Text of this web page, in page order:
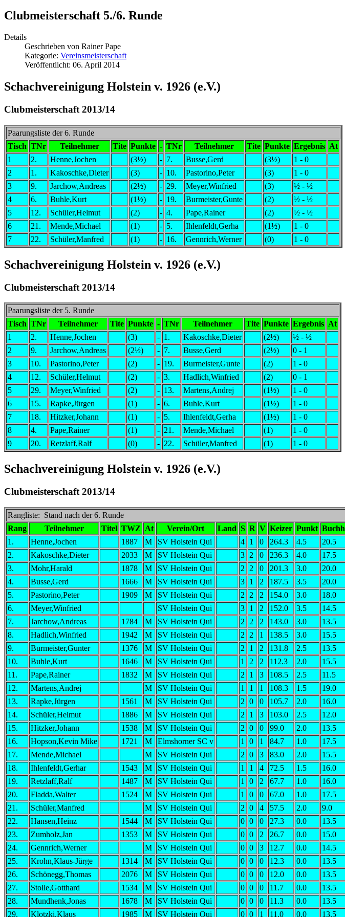
Clubmeisterschaft 5./6. Runde
Details
Geschrieben von Rainer Pape
Kategorie: Vereinsmeisterschaft
Veröffentlicht: 06. April 2014
Schachvereinigung Holstein v. 1926 (e.V.)
Clubmeisterschaft 2013/14
Paarungsliste der 6. Runde
Tisch TNr Teilnehmer Tite Punkte - TNr Teilnehmer Tite Punkte Ergebnis At
1
2. Henne,Jochen (3½) - 7. Busse,Gerd (3½)
1 - 0
2
1. Kakoschke,Dieter (3) - 10. Pastorino,Peter (3)
1 - 0
3
9. Jarchow,Andreas (2½) - 29. Meyer,Winfried (3)
½ - ½
4
6. Buhle,Kurt (1½) - 19. Burmeister,Gunte (2)
½ - ½
5
12. Schüler,Helmut (2) - 4. Pape,Rainer (2)
½ - ½
6
21. Mende,Michael (1) - 5. Ihlenfeldt,Gerha (1½)
1 - 0
7
22. Schüler,Manfred (1) - 16. Gennrich,Werner (0) 1 - 0
Schachvereinigung Holstein v. 1926 (e.V.)
Clubmeisterschaft 2013/14
Paarungsliste der 5. Runde
Tisch TNr Teilnehmer Tite Punkte - TNr Teilnehmer Tite Punkte Ergebnis At
1
2. Henne,Jochen (3) - 1. Kakoschke,Dieter (2½)
½ - ½
2
9. Jarchow,Andreas (2½) - 7. Busse,Gerd (2½)
0 - 1
3
10. Pastorino,Peter (2) - 19. Burmeister,Gunte (2)
1 - 0
4
12. Schüler,Helmut (2) - 3. Hadlich,Winfried (2)
0 - 1
5
29. Meyer,Winfried (2) - 13. Martens,Andrej (1½)
1 - 0
6
15. Rapke,Jürgen (1) - 6. Buhle,Kurt (1½)
1 - 0
7
18. Hitzker,Johann (1) - 5. Ihlenfeldt,Gerha (1½)
1 - 0
8
4. Pape,Rainer (1) - 21. Mende,Michael (1)
1 - 0
9
20. Retzlaff,Ralf (0) - 22. Schüler,Manfred (1) 1 - 0
Schachvereinigung Holstein v. 1926 (e.V.)
Clubmeisterschaft 2013/14
Rangliste: Stand nach der 6. Runde
Rang
Teilnehmer Titel TWZ At Verein/Ort Land S R V Keizer Punkt Buchh
1.
Henne,Jochen 1887 M SV Holstein Qui 4 1 0 264.3 4.5
20.5
2.
Kakoschke,Dieter 2033 M SV Holstein Qui 3 2 0 236.3 4.0
17.5
3.
Mohr,Harald 1878 M SV Holstein Qui 2 2 0 201.3 3.0
20.0
4.
Busse,Gerd 1666 M SV Holstein Qui 3 1 2 187.5 3.5
20.0
5.
Pastorino,Peter 1909 M SV Holstein Qui 2 2 2 154.0 3.0
18.0
6.
Meyer,Winfried SV Holstein Qui 3 1 2 152.0 3.5
14.5
7.
Jarchow,Andreas 1784 M SV Holstein Qui 2 2 2 143.0 3.0
13.5
8.
Hadlich,Winfried 1942 M SV Holstein Qui 2 2 1 138.5 3.0
15.5
9.
Burmeister,Gunter 1376 M SV Holstein Qui 2 1 2 131.8 2.5
13.5
10.
Buhle,Kurt 1646 M SV Holstein Qui 1 2 2 112.3 2.0
15.5
11.
Pape,Rainer 1832 M SV Holstein Qui 2 1 3 108.5 2.5
11.5
12.
Martens,Andrej M SV Holstein Qui 1 1 1 108.3 1.5
19.0
13.
Rapke,Jürgen 1561 M SV Holstein Qui 2 0 0 105.7 2.0
16.0
14.
Schüler,Helmut 1886 M SV Holstein Qui 2 1 3 103.0 2.5
12.0
15.
Hitzker,Johann 1538 M SV Holstein Qui 2 0 0 99.0 2.0
13.5
16.
Hopson,Kevin Mike 1721 M Elmshorner SC v 1 0 1 84.7 1.0
17.5
17.
Mende,Michael M SV Holstein Qui 2 0 3 83.0 2.0
15.5
18.
Ihlenfeldt,Gerhar 1543 M SV Holstein Qui 1 1 4 72.5 1.5
16.0
19.
Retzlaff,Ralf 1487 M SV Holstein Qui 1 0 2 67.7 1.0
16.0
20.
Fladda,Walter 1524 M SV Holstein Qui 1 0 0 67.0 1.0
17.5
21.
Schüler,Manfred M SV Holstein Qui 2 0 4 57.5 2.0
9.0
22.
Hansen,Heinz 1544 M SV Holstein Qui 0 0 0 27.3 0.0
13.5
23.
Zumholz,Jan 1353 M SV Holstein Qui 0 0 2 26.7 0.0
15.0
24.
Gennrich,Werner M SV Holstein Qui 0 0 3 12.7 0.0
14.5
25.
Krohn,Klaus-Jürge 1314 M SV Holstein Qui 0 0 0 12.3 0.0
13.5
26.
Schönegg,Thomas 2076 M SV Holstein Qui 0 0 0 12.0 0.0
13.5
27.
Stolle,Gotthard 1534 M SV Holstein Qui 0 0 0 11.7 0.0
13.5
28.
Mundhenk,Jonas 1678 M SV Holstein Qui 0 0 0 11.3 0.0
13.5
29.
Klotzki,Klaus 1985 M SV Holstein Qui 0 0 1 11.0 0.0 13.5